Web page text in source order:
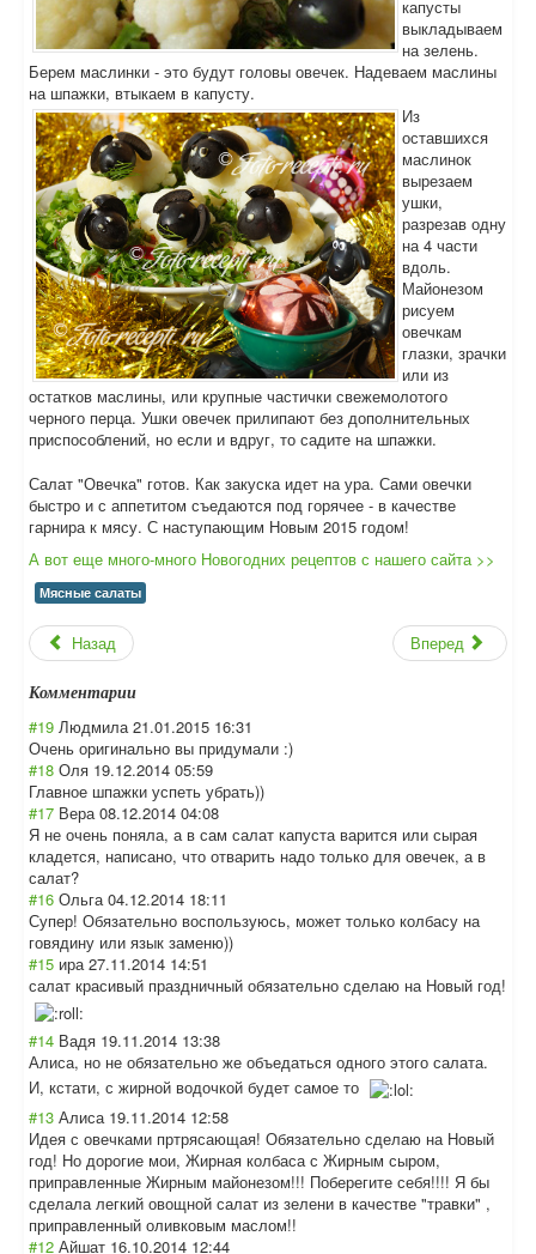
капусты
выкладываем
на зелень.
Берем маслинки - это будут головы овечек. Надеваем маслины
на шпажки, втыкаем в капусту.
Из
оставшихся
маслинок
вырезаем
ушки,
разрезав одну
на 4 части
вдоль.
Майонезом
рисуем
овечкам
глазки, зрачки
или из
остатков маслины, или крупные частички свежемолотого
черного перца. Ушки овечек прилипают без дополнительных
приспособлений, но если и вдруг, то садите на шпажки.
Салат "Овечка" готов. Как закуска идет на ура. Сами овечки
быстро и с аппетитом съедаются под горячее - в качестве
гарнира к мясу. С наступающим Новым 2015 годом!
А вот еще много-много Новогодних рецептов с нашего сайта >>
Мясные салаты
Назад Вперед
Комментарии
#19 Людмила 21.01.2015 16:31
Очень оригинально вы придумали :)
#18 Оля 19.12.2014 05:59
Главное шпажки успеть убрать))
#17 Вера 08.12.2014 04:08
Я не очень поняла, а в сам салат капуста варится или сырая
кладется, написано, что отварить надо только для овечек, а в
салат?
#16 Ольга 04.12.2014 18:11
Супер! Обязательно воспользуюсь, может только колбасу на
говядину или язык заменю))
#15 ира 27.11.2014 14:51
салат красивый праздничный обязательно сделаю на Новый год!
#14 Вадя 19.11.2014 13:38
Алиса, но не обязательно же объедаться одного этого салата.
И, кстати, с жирной водочкой будет самое то
#13 Алиса 19.11.2014 12:58
Идея с овечками пртрясающая! Обязательно сделаю на Новый
год! Но дорогие мои, Жирная колбаса с Жирным сыром,
приправленные Жирным майонезом!!! Поберегите себя!!!! Я бы
сделала легкий овощной салат из зелени в качестве "травки" ,
приправленный оливковым маслом!!
#12 Айшат 16.10.2014 12:44